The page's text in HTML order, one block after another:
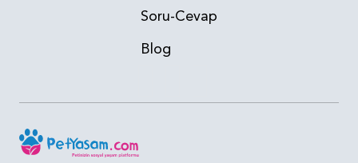
Soru-Cevap
Blog